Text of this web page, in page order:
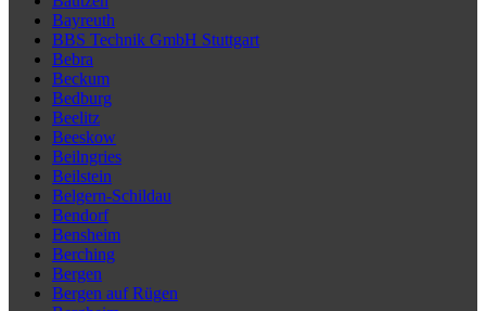
Bayreuth
BBS Technik GmbH Stuttgart
Bebra
Beckum
Bedburg
Beelitz
Beeskow
Beilngries
Beilstein
Belgern-Schildau
Bendorf
Bensheim
Berching
Bergen
Bergen auf Rügen